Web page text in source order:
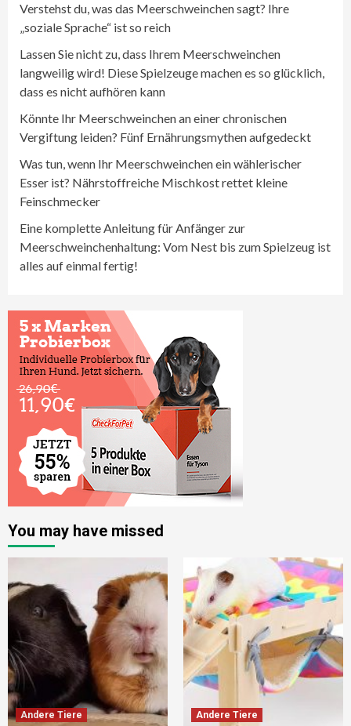
Verstehst du, was das Meerschweinchen sagt? Ihre
„soziale Sprache“ ist so reich
Lassen Sie nicht zu, dass Ihrem Meerschweinchen
langweilig wird! Diese Spielzeuge machen es so glücklich,
dass es nicht aufhören kann
Könnte Ihr Meerschweinchen an einer chronischen
Vergiftung leiden? Fünf Ernährungsmythen aufgedeckt
Was tun, wenn Ihr Meerschweinchen ein wählerischer
Esser ist? Nährstoffreiche Mischkost rettet kleine
Feinschmecker
Eine komplette Anleitung für Anfänger zur
Meerschweinchenhaltung: Vom Nest bis zum Spielzeug ist
alles auf einmal fertig!
You may have missed
Andere Tiere Andere Tiere